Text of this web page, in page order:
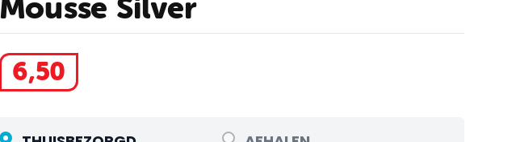
Mousse Silver
6,50